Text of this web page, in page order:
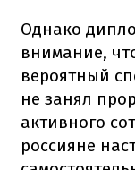
Однако
внимание,
вероятный
не занял
активного
россияне